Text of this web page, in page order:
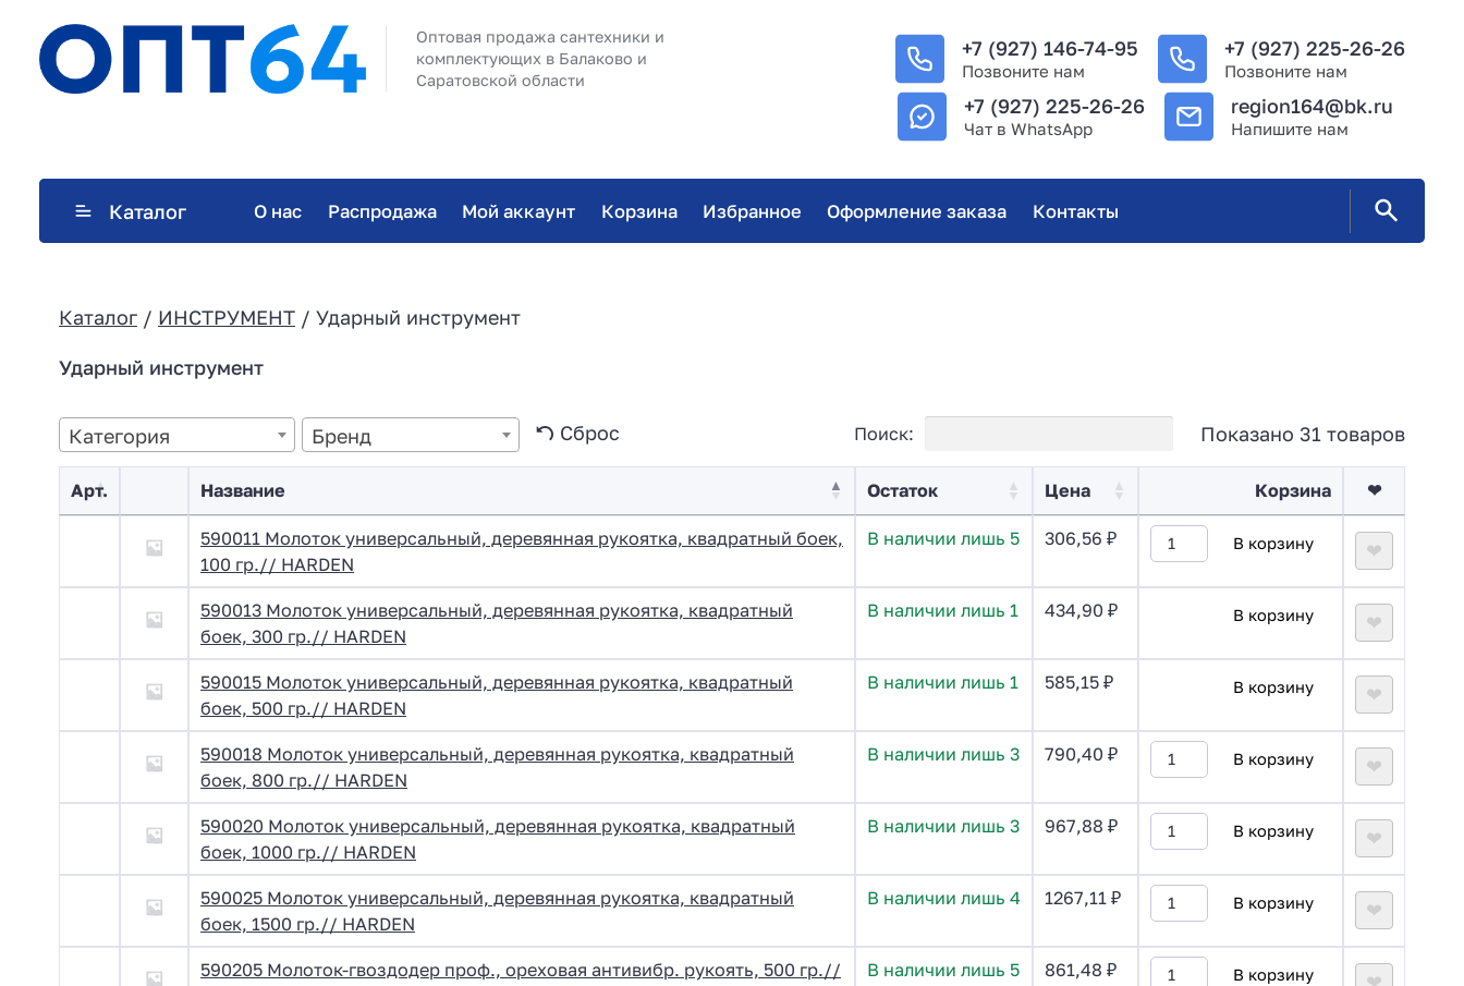
Оптовая продажа сантехники и
комплектующих в Балаково и
Саратовской области
+7 (927) 146-74-95
Позвоните нам
+7 (927) 225-26-26
Позвоните нам
+7 (927) 225-26-26
Чат в WhatsApp
region164@bk.ru
Напишите нам
Каталог О нас Распродажа Мой аккаунт Корзина Избранное Оформление заказа Контакты
Каталог / ИНСТРУМЕНТ / Ударный инструмент
Ударный инструмент
Категория Бренд Сброс Поиск: Показано 31 товаров
Арт. Название Остаток Цена Корзина ❤
590011 Молоток универсальный, деревянная рукоятка, квадратный боек,
100 гр.// HARDEN
В наличии лишь 5 306,56 ₽ В корзину ❤
590013 Молоток универсальный, деревянная рукоятка, квадратный
боек, 300 гр.// HARDEN
В наличии лишь 1 434,90 ₽ В корзину ❤
590015 Молоток универсальный, деревянная рукоятка, квадратный
боек, 500 гр.// HARDEN
В наличии лишь 1 585,15 ₽ В корзину ❤
590018 Молоток универсальный, деревянная рукоятка, квадратный
боек, 800 гр.// HARDEN
В наличии лишь 3 790,40 ₽ В корзину ❤
590020 Молоток универсальный, деревянная рукоятка, квадратный
боек, 1000 гр.// HARDEN
В наличии лишь 3 967,88 ₽ В корзину ❤
590025 Молоток универсальный, деревянная рукоятка, квадратный
боек, 1500 гр.// HARDEN
В наличии лишь 4 1267,11 ₽ В корзину ❤
590205 Молоток-гвоздодер проф., ореховая антивибр. рукоять, 500 гр.//
В наличии лишь 5 861,48 ₽ В корзину